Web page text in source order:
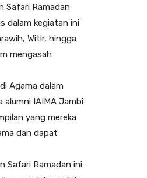
Safari Ramadan
dalam kegiatan ini
Witir, hingga
mengasah
Agama dalam
alumni IAIMA Jambi
yang mereka
dan dapat
Safari Ramadan ini